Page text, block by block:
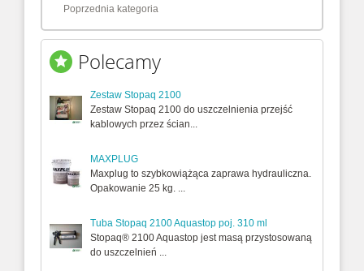
Poprzednia kategoria
Polecamy
Zestaw Stopaq 2100
Zestaw Stopaq 2100 do uszczelnienia przejść
kablowych przez ścian...
MAXPLUG
Maxplug to szybkowiążąca zaprawa hydrauliczna.
Opakowanie 25 kg. ...
Tuba Stopaq 2100 Aquastop poj. 310 ml
Stopaq® 2100 Aquastop jest masą przystosowaną
do uszczelnień ...